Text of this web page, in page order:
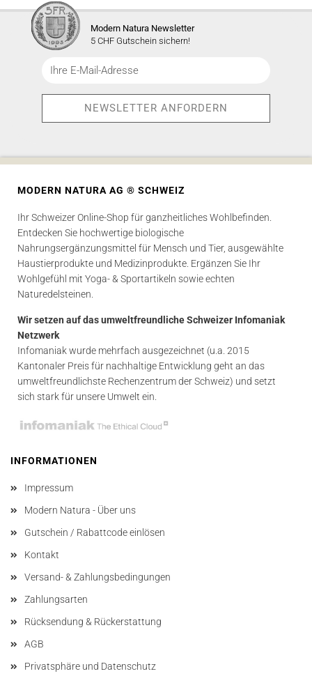
Modern Natura Newsletter
5 CHF Gutschein sichern!
MODERN NATURA AG ® SCHWEIZ
Ihr Schweizer Online-Shop für ganzheitliches Wohlbefinden.
Entdecken Sie hochwertige biologische
Nahrungsergänzungsmittel für Mensch und Tier, ausgewählte
Haustierprodukte und Medizinprodukte. Ergänzen Sie Ihr
Wohlgefühl mit Yoga- & Sportartikeln sowie echten
Naturedelsteinen.
Wir setzen auf das umweltfreundliche Schweizer Infomaniak
Netzwerk
Infomaniak wurde mehrfach ausgezeichnet (u.a. 2015
Kantonaler Preis für nachhaltige Entwicklung geht an das
umweltfreundlichste Rechenzentrum der Schweiz) und setzt
sich stark für unsere Umwelt ein.
INFORMATIONEN
Impressum
Modern Natura - Über uns
Gutschein / Rabattcode einlösen
Kontakt
Versand- & Zahlungsbedingungen
Zahlungsarten
Rücksendung & Rückerstattung
AGB
Privatsphäre und Datenschutz